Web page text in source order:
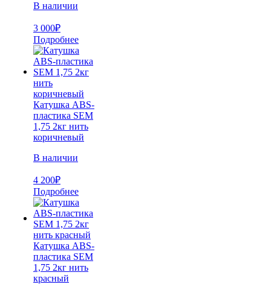
В наличии
3 000₽
Подробнее
Катушка ABS-
пластика SEM
1,75 2кг нить
коричневый
В наличии
4 200₽
Подробнее
Катушка ABS-
пластика SEM
1,75 2кг нить
красный